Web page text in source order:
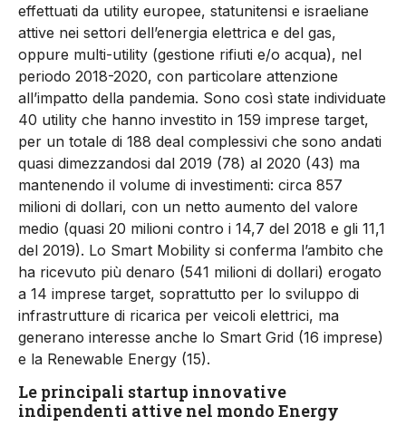
effettuati da utility europee, statunitensi e israeliane
attive nei settori dell’energia elettrica e del gas,
oppure multi-utility (gestione rifiuti e/o acqua), nel
periodo 2018-2020, con particolare attenzione
all’impatto della pandemia. Sono così state individuate
40 utility che hanno investito in 159 imprese target,
per un totale di 188 deal complessivi che sono andati
quasi dimezzandosi dal 2019 (78) al 2020 (43) ma
mantenendo il volume di investimenti: circa 857
milioni di dollari, con un netto aumento del valore
medio (quasi 20 milioni contro i 14,7 del 2018 e gli 11,1
del 2019). Lo Smart Mobility si conferma l’ambito che
ha ricevuto più denaro (541 milioni di dollari) erogato
a 14 imprese target, soprattutto per lo sviluppo di
infrastrutture di ricarica per veicoli elettrici, ma
generano interesse anche lo Smart Grid (16 imprese)
e la Renewable Energy (15).
Le principali startup innovative
indipendenti attive nel mondo Energy